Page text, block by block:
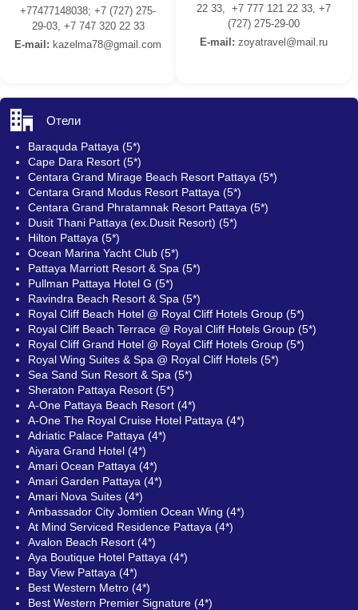
+77477148038; +7 (727) 275-
29-03, +7 747 320 22 33
E-mail: kazelma78@gmail.com
22 33, +7 777 121 22 33, +7
(727) 275-29-00
E-mail: zoyatravel@mail.ru
Отели
Baraquda Pattaya (5*)
Cape Dara Resort (5*)
Centara Grand Mirage Beach Resort Pattaya (5*)
Centara Grand Modus Resort Pattaya (5*)
Centara Grand Phratamnak Resort Pattaya (5*)
Dusit Thani Pattaya (ex.Dusit Resort) (5*)
Hilton Pattaya (5*)
Ocean Marina Yacht Club (5*)
Pattaya Marriott Resort & Spa (5*)
Pullman Pattaya Hotel G (5*)
Ravindra Beach Resort & Spa (5*)
Royal Cliff Beach Hotel @ Royal Cliff Hotels Group (5*)
Royal Cliff Beach Terrace @ Royal Cliff Hotels Group (5*)
Royal Cliff Grand Hotel @ Royal Cliff Hotels Group (5*)
Royal Wing Suites & Spa @ Royal Cliff Hotels (5*)
Sea Sand Sun Resort & Spa (5*)
Sheraton Pattaya Resort (5*)
A-One Pattaya Beach Resort (4*)
A-One The Royal Cruise Hotel Pattaya (4*)
Adriatic Palace Pattaya (4*)
Aiyara Grand Hotel (4*)
Amari Ocean Pattaya (4*)
Amari Garden Pattaya (4*)
Amari Nova Suites (4*)
Ambassador City Jomtien Ocean Wing (4*)
At Mind Serviced Residence Pattaya (4*)
Avalon Beach Resort (4*)
Aya Boutique Hotel Pattaya (4*)
Bay View Pattaya (4*)
Best Western Metro (4*)
Best Western Premier Signature (4*)